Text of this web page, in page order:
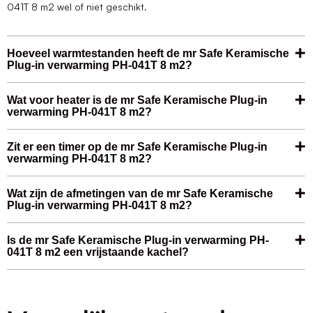
041T 8 m2 wel of niet geschikt.
Hoeveel warmtestanden heeft de mr Safe Keramische
Plug-in verwarming PH-041T 8 m2?
Wat voor heater is de mr Safe Keramische Plug-in
verwarming PH-041T 8 m2?
Zit er een timer op de mr Safe Keramische Plug-in
verwarming PH-041T 8 m2?
Wat zijn de afmetingen van de mr Safe Keramische
Plug-in verwarming PH-041T 8 m2?
Is de mr Safe Keramische Plug-in verwarming PH-
041T 8 m2 een vrijstaande kachel?